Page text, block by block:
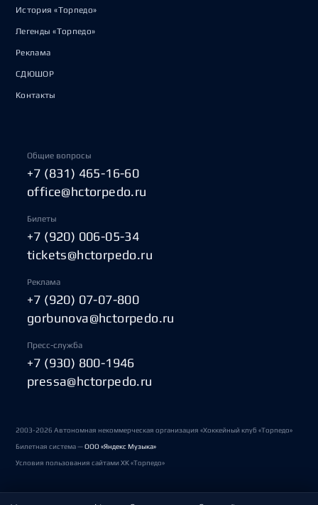
История «Торпедо»
Легенды «Торпедо»
Реклама
СДЮШОР
Контакты
Общие вопросы
+7 (831) 465-16-60
office@hctorpedo.ru
Билеты
+7 (920) 006-05-34
tickets@hctorpedo.ru
Реклама
+7 (920) 07-07-800
gorbunova@hctorpedo.ru
Пресс-служба
+7 (930) 800-1946
pressa@hctorpedo.ru
2003-2026 Автономная некоммерческая организация «Хоккейный клуб «Торпедо»
Билетная система —ООО «Яндекс Музыка»
Условия пользования сайтами ХК «Торпедо»